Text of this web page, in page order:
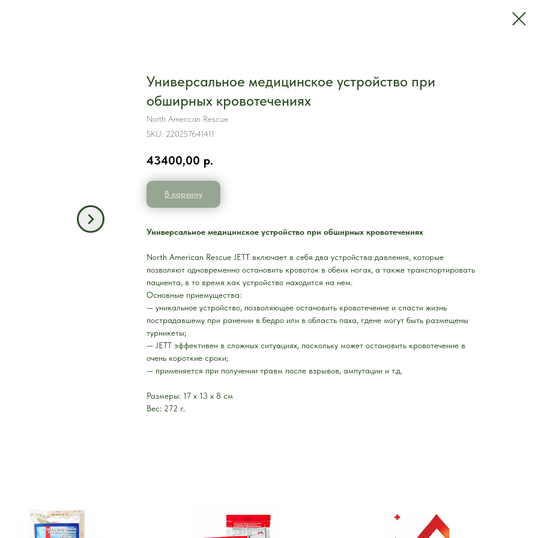
Универсальное медицинское устройство при
обширных кровотечениях
North American Rescue
SKU: 220257641411
43400,00 р.
В корзину
Универсальное медицинское устройство при обширных кровотечениях
North American Rescue JETT включает в себя два устройства давления, которые
позволяют одновременно остановить кровоток в обеих ногах, а также транспортировать
пациента, в то время как устройство находится на нем.
Основные приемущества:
— уникальное устройство, позволяющее остановить кровотечение и спасти жизнь
пострадавшему при ранении в бедро или в область паха, гдене могут быть размещены
турникеты;
— JETT эффективен в сложных ситуациях, поскольку может остановить кровотечение в
очень короткие сроки;
— применяется при получении травм после взрывов, ампутации и т.д.
Размеры: 17 х 13 х 8 см
Вес: 272 г.